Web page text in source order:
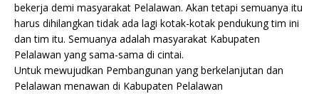
bekerja demi masyarakat Pelalawan. Akan tetapi semuanya itu
harus dihilangkan tidak ada lagi kotak-kotak pendukung tim ini
dan tim itu. Semuanya adalah masyarakat Kabupaten
Pelalawan yang sama-sama di cintai.
Untuk mewujudkan Pembangunan yang berkelanjutan dan
Pelalawan menawan di Kabupaten Pelalawan